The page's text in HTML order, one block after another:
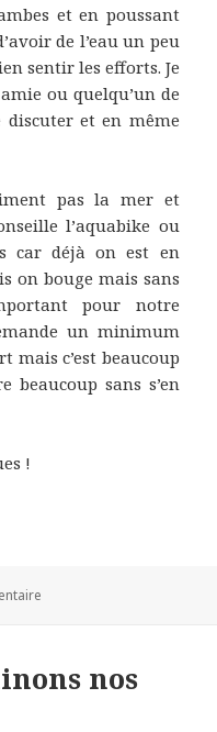
et en poussant
de l’eau un peu
sentir les efforts. Je
ou quelqu’un de
et en même
pas la mer et
l’aquabike ou
car déjà on est en
on bouge mais sans
pour notre
un minimum
mais c’est beaucoup
sans s’en
!
nos